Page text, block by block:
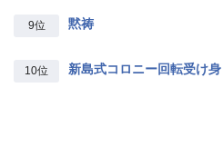
9位 黙祷
10位 新島式コロニー回転受け身